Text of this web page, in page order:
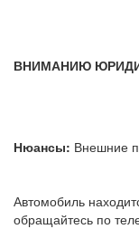
ВНИМАНИЮ
Нюансы: Внешние
Автомобиль
обращайтесь по